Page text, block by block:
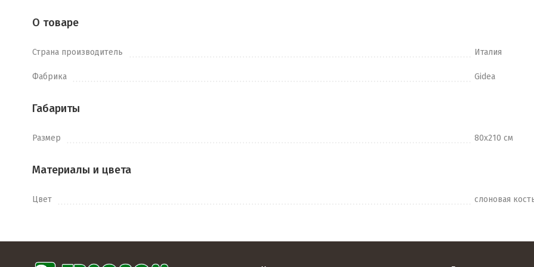
О товаре
Страна производитель Италия
Фабрика Gidea
Габариты
Размер 80х210 см
Материалы и цвета
Цвет слоновая